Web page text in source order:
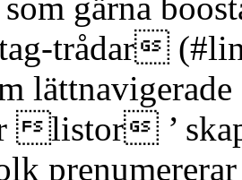
trådar
listor ’